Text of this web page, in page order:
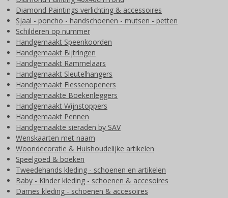
Diamond Paintings verlichting & accessoires
Sjaal - poncho - handschoenen - mutsen - petten
Schilderen op nummer
Handgemaakt Speenkoorden
Handgemaakt Bijtringen
Handgemaakt Rammelaars
Handgemaakt Sleutelhangers
Handgemaakt Flessenopeners
Handgemaakte Boekenleggers
Handgemaakt Wijnstoppers
Handgemaakt Pennen
Handgemaakte sieraden by SAV
Wenskaarten met naam
Woondecoratie & Huishoudelijke artikelen
Speelgoed & boeken
Tweedehands kleding - schoenen en artikelen
Baby - Kinder kleding - schoenen & accesoires
Dames kleding - schoenen & accesoires